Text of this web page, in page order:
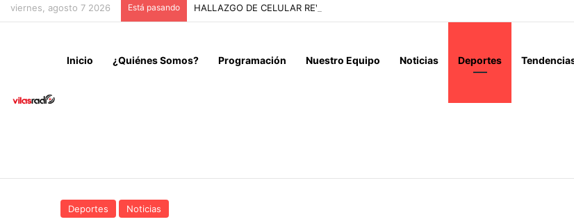
viernes, agosto 7 2026 Está pasando HALLAZGO DE CELULAR REVELA ABUSOS CONTRA MENOR Y TERMINA CON
Inicio ¿Quiénes Somos? Programación Nuestro Equipo Noticias Deportes
Deportes Noticias